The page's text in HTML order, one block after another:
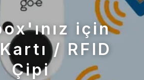
için
/ RFID
Çipi